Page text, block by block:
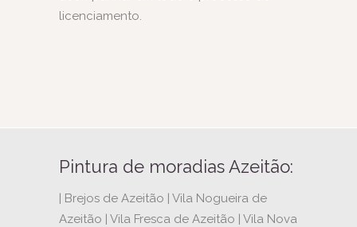
licenciamento.
Pintura de moradias Azeitão:
| Brejos de Azeitão | Vila Nogueira de
Azeitão | Vila Fresca de Azeitão | Vila Nova